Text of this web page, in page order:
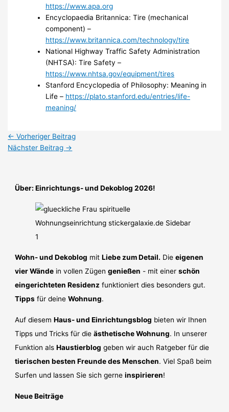
https://www.apa.org
Encyclopaedia Britannica: Tire (mechanical
component) –
https://www.britannica.com/technology/tire
National Highway Traffic Safety Administration
(NHTSA): Tire Safety –
https://www.nhtsa.gov/equipment/tires
Stanford Encyclopedia of Philosophy: Meaning in
Life – https://plato.stanford.edu/entries/life-
meaning/
← Vorheriger Beitrag
Nächster Beitrag →
Über: Einrichtungs- und Dekoblog 2026!
Wohn- und Dekoblog mitLiebe zum Detail. Dieeigenen
vier Wände in vollen Zügengenießen - mit einerschön
eingerichteten Residenz funktioniert dies besonders gut.
Tipps für deineWohnung.
Auf diesemHaus- und Einrichtungsblog bieten wir Ihnen
Tipps und Tricks für dieästhetische Wohnung. In unserer
Funktion alsHaustierblog geben wir auch Ratgeber für die
tierischen besten Freunde des Menschen. Viel Spaß beim
Surfen und lassen Sie sich gerneinspirieren!
Neue Beiträge